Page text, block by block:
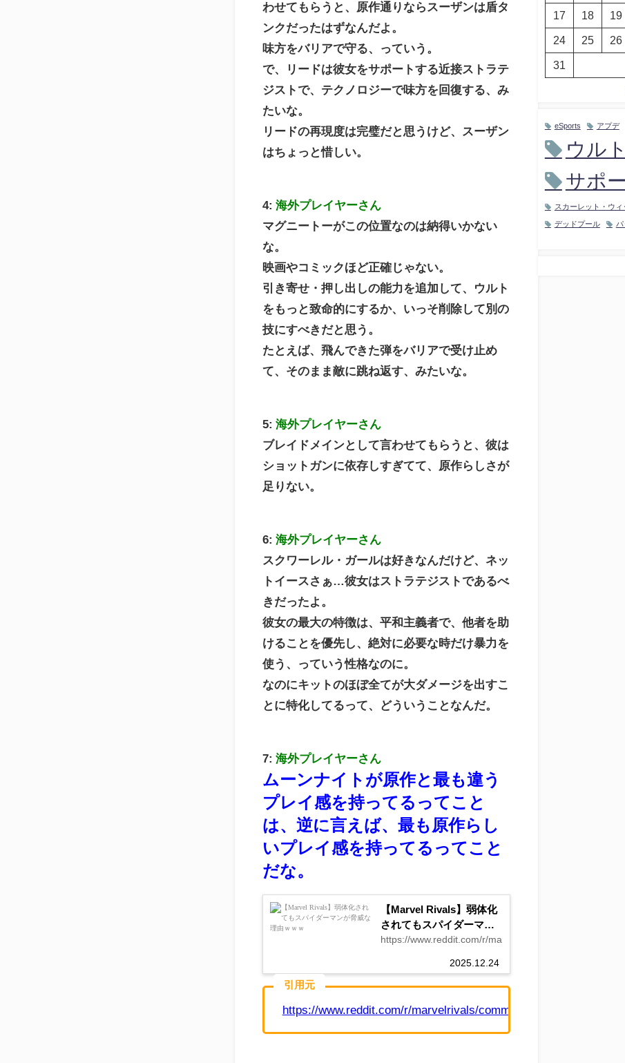
わせてもらうと、原作通りならスーザンは盾タ
ンクだったはずなんだよ。
味方をバリアで守る、っていう。
で、リードは彼女をサポートする近接ストラテ
ジストで、テクノロジーで味方を回復する、み
たいな。
リードの再現度は完璧だと思うけど、スーザン
はちょっと惜しい。
4: 海外プレイヤーさん
マグニートーがこの位置なのは納得いかない
な。
映画やコミックほど正確じゃない。
引き寄せ・押し出しの能力を追加して、ウルト
をもっと致命的にするか、いっそ削除して別の
技にすべきだと思う。
たとえば、飛んできた弾をバリアで受け止め
て、そのまま敵に跳ね返す、みたいな。
5: 海外プレイヤーさん
ブレイドメインとして言わせてもらうと、彼は
ショットガンに依存しすぎてて、原作らしさが
足りない。
6: 海外プレイヤーさん
スクワーレル・ガールは好きなんだけど、ネッ
トイースさぁ…彼女はストラテジストであるべ
きだったよ。
彼女の最大の特徴は、平和主義者で、他者を助
けることを優先し、絶対に必要な時だけ暴力を
使う、っていう性格なのに。
なのにキットのほぼ全てが大ダメージを出すこ
とに特化してるって、どういうことなんだ。
7: 海外プレイヤーさん
ムーンナイトが原作と最も違う
プレイ感を持ってるってこと
は、逆に言えば、最も原作らし
いプレイ感を持ってるってこと
だな。
【Marvel Rivals】弱体化
されてもスパイダーマン
が脅威な理由ｗｗｗ
2025.12.24
https://www.reddit.com/r/marvelrivals/comments/
引用元
https://www.reddit.com/r/marvelrivals/comments/1q7t5wo/
17 18 19
24 25 26
31
eSports アプデ
ウル
サポ
スカーレット・ウィ
デッドプール パ